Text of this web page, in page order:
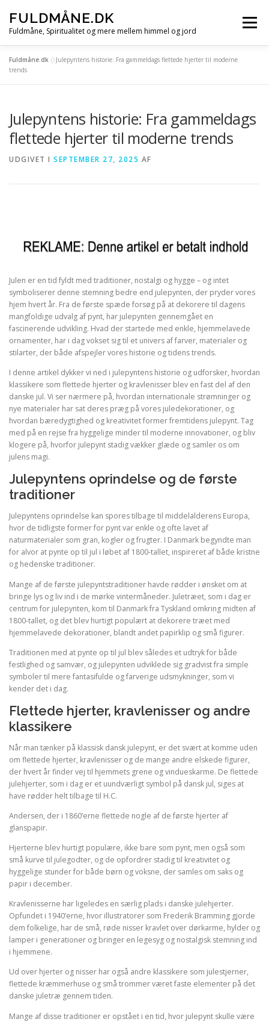
indhold
FULDMÅNE.DK
Fuldmåne, Spiritualitet og mere mellem himmel og jord
Menu
FORSIDE
MÅNE, SOL OG STJERNER ALLE ARTIKLER
Fuldmåne.dk »Julepyntens historie: Fra gammeldags flettede hjerter til moderne
trends
Julepyntens historie: Fra gammeldags
flettede hjerter til moderne trends
UDGIVET I SEPTEMBER 27, 2025 AF
Julen er en tid fyldt med traditioner, nostalgi og hygge – og intet
symboliserer denne stemning bedre end julepynten, der pryder vores
hjem hvert år. Fra de første spæde forsøg på at dekorere til dagens
mangfoldige udvalg af pynt, har julepynten gennemgået en
fascinerende udvikling. Hvad der startede med enkle, hjemmelavede
ornamenter, har i dag vokset sig til et univers af farver, materialer og
stilarter, der både afspejler vores historie og tidens trends.
I denne artikel dykker vi ned i julepyntens historie og udforsker, hvordan
klassikere som flettede hjerter og kravlenisser blev en fast del af den
danske jul. Vi ser nærmere på, hvordan internationale strømninger og
nye materialer har sat deres præg på vores juledekorationer, og
hvordan bæredygtighed og kreativitet former fremtidens julepynt. Tag
med på en rejse fra hyggelige minder til moderne innovationer, og bliv
klogere på, hvorfor julepynt stadig vækker glæde og samler os om
julens magi.
Julepyntens oprindelse og de første
traditioner
Julepyntens oprindelse kan spores tilbage til middelalderens Europa,
hvor de tidligste former for pynt var enkle og ofte lavet af
naturmaterialer som gran, kogler og frugter. I Danmark begyndte man
for alvor at pynte op til jul i løbet af 1800-tallet, inspireret af både kristne
og hedenske traditioner.
Mange af de første julepyntstraditioner havde rødder i ønsket om at
bringe lys og liv ind i de mørke vintermåneder. Juletræet, som i dag er
centrum for julepynten, kom til Danmark fra Tyskland omkring midten af
1800-tallet, og det blev hurtigt populært at dekorere træet med
hjemmelavede dekorationer, blandt andet papirklip og små figurer.
Traditionen med at pynte op til jul blev således et udtryk for både
festlighed og samvær, og julepynten udviklede sig gradvist fra simple
symboler til mere fantasifulde og farverige udsmykninger, som vi
kender det i dag.
Flettede hjerter, kravlenisser og andre
klassikere
Når man tænker på klassisk dansk julepynt, er det svært at komme uden
om flettede hjerter, kravlenisser og de mange andre elskede figurer,
der hvert år finder vej til hjemmets grene og vindueskarme. De flettede
julehjerter, som i dag er et uundværligt symbol på dansk jul, siges at
have rødder helt tilbage til H.C.
Andersen, der i 1860’erne flettede nogle af de første hjerter af
glanspapir.
Hjerterne blev hurtigt populære, ikke bare som pynt, men også som
små kurve til julegodter, og de opfordrer stadig til kreativitet og
hyggelige stunder for både børn og voksne, der samles om saks og
papir i december.
Kravlenisserne har ligeledes en særlig plads i danske julehjerter.
Opfundet i 1940’erne, hvor illustratorer som Frederik Bramming gjorde
dem folkelige, har de små, røde nisser kravlet over dørkarme, hylder og
lamper i generationer og bringer en legesyg og nostalgisk stemning ind
i hjemmene.
Ud over hjerter og nisser har også andre klassikere som julestjerner,
flettede kræmmerhuse og små trommer været faste elementer på det
danske juletræ gennem tiden.
Mange af disse traditioner er opstået i en tid, hvor julepynt skulle være